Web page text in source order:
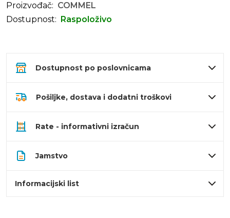
Proizvođač: COMMEL
Dostupnost:
Raspoloživo
Dostupnost po poslovnicama
Pošiljke, dostava i dodatni troškovi
Rate - informativni izračun
Jamstvo
Informacijski list